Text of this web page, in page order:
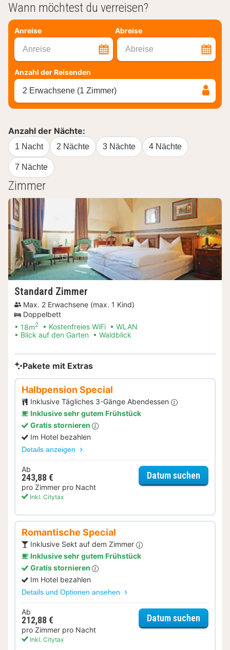
Wann möchtest du verreisen?
Anreise Abreise
Anreise Abreise
Anzahl der Reisenden
2 Erwachsene (1 Zimmer)
Anzahl der Nächte:
1 Nacht 2 Nächte 3 Nächte 4 Nächte
7 Nächte
Zimmer
Standard Zimmer
Max. 2 Erwachsene (max. 1 Kind)
Doppelbett
18m2 Kostenfreies WiFi
WLAN
Blick auf den Garten
Waldblick
Pakete mit Extras
Halbpension Special
Inklusive Tägliches 3-Gänge Abendessen
Inklusive sehr gutem Frühstück
Gratis stornieren
Im Hotel bezahlen
Details anzeigen
Ab
243,88 €
pro Zimmer pro Nacht
Inkl. Citytax
Datum suchen
Romantische Special
Inklusive Sekt auf dem Zimmer
Inklusive sehr gutem Frühstück
Gratis stornieren
Im Hotel bezahlen
Details und Optionen ansehen
Ab
212,88 €
pro Zimmer pro Nacht
Inkl. Citytax
Datum suchen